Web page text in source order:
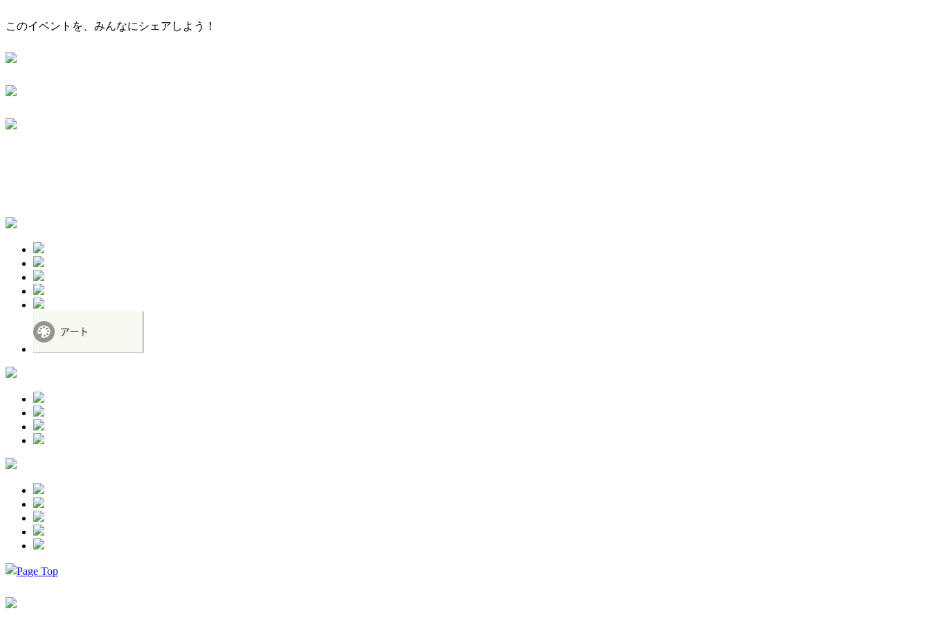
このイベントを、みんなにシェアしよう！